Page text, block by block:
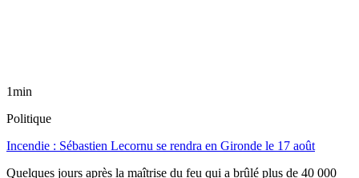
1min
Politique
Incendie : Sébastien Lecornu se rendra en Gironde le 17 août
Quelques jours après la maîtrise du feu qui a brûlé plus de 40 000